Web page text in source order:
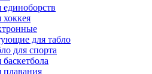
единоборств
хоккея
для табло
для спорта
плавания